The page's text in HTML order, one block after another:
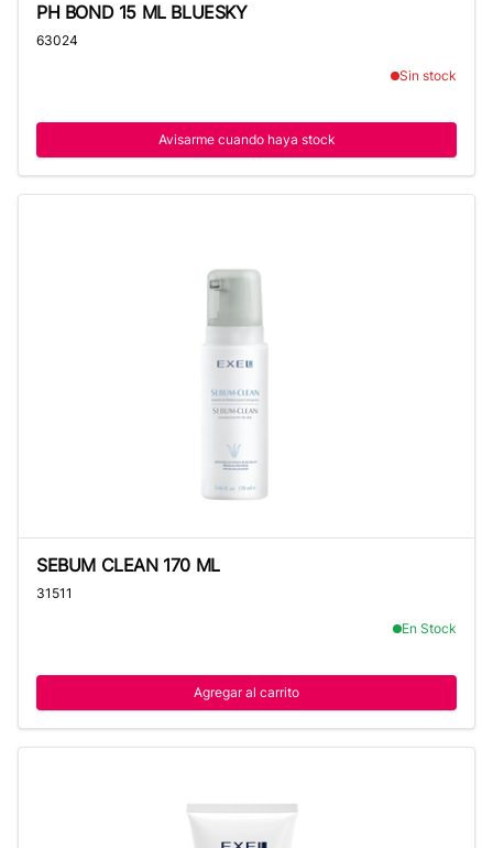
PH BOND 15 ML BLUESKY
63024
Sin stock
Avisarme cuando haya stock
SEBUM CLEAN 170 ML
31511
En Stock
Agregar al carrito